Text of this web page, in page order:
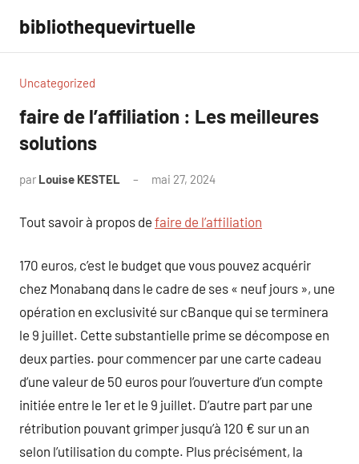
contenu
bibliothequevirtuelle
Uncategorized
faire de l’affiliation : Les meilleures
solutions
par Louise KESTEL mai 27, 2024
Tout savoir à propos de faire de l’affiliation
170 euros, c’est le budget que vous pouvez acquérir
chez Monabanq dans le cadre de ses « neuf jours », une
opération en exclusivité sur cBanque qui se terminera
le 9 juillet. Cette substantielle prime se décompose en
deux parties. pour commencer par une carte cadeau
d’une valeur de 50 euros pour l’ouverture d’un compte
initiée entre le 1er et le 9 juillet. D’autre part par une
rétribution pouvant grimper jusqu’à 120 € sur un an
selon l’utilisation du compte. Plus précisément, la